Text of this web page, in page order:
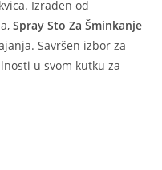
Izrađen od
Spray Sto Za Šminkanje
Savršen izbor za
u svom kutku za